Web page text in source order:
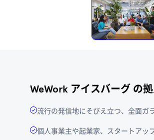
WeWork アイスバーグ の
流行の発信地にそびえ立つ、全面ガ
個人事業主や起業家、スタートアッ